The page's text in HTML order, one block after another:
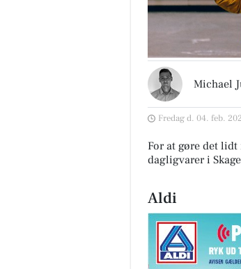
Michael
Fredag d. 04. feb.
For at gøre det
dagligvarer i
Aldi